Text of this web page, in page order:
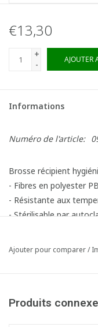
€13,30
+
-
AJOUTER
Informations
Numéro de l'article:
Brosse récipient
- Fibres en polyester
- Résistante aux
- Stérilisable par
Ajouter pour comparer/
Produits